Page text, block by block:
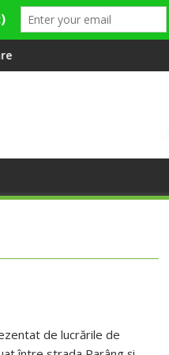
SportinCluj: Cine
de lucrările de